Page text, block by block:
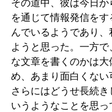
その道中、彼は今日
を通じて情報発信を
んでいるようであり、
ようと思った。一方で
な文章を書くのかは大
め、あまり面白くない
さらにはどうせ長続き
いうようなことを思